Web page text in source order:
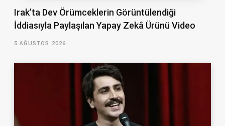
Irak’ta Dev Örümceklerin Görüntülendiği
İddiasıyla Paylaşılan Yapay Zekâ Ürünü Video
5 AĞUSTOS 2026